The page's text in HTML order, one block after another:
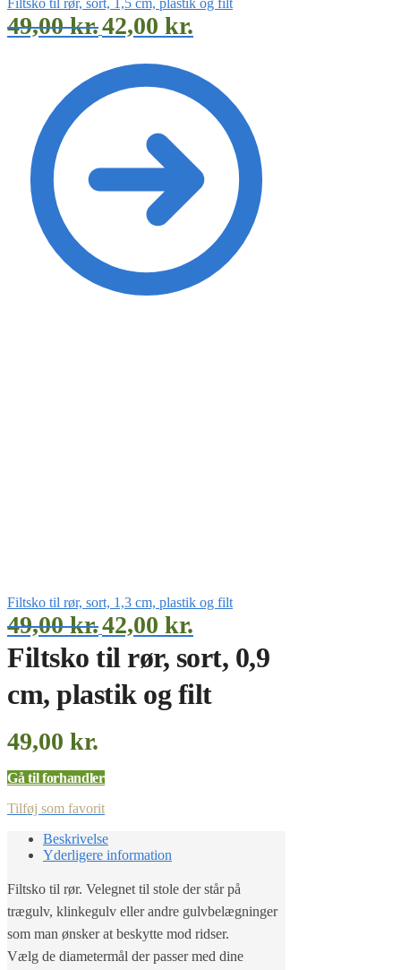
Filtsko til rør, sort, 1,5 cm, plastik og filt
49,00kr.42,00 kr.
Filtsko til rør, sort, 1,3 cm, plastik og filt
49,00kr.42,00 kr.
Filtsko til rør, sort, 0,9
cm, plastik og filt
49,00 kr.
Gå til forhandler
Tilføj som favorit
Beskrivelse
Yderligere information
Filtsko til rør. Velegnet til stole der står på
trægulv, klinkegulv eller andre gulvbelægninger
som man ønsker at beskytte mod ridser.
Vælg de diametermål der passer med dine